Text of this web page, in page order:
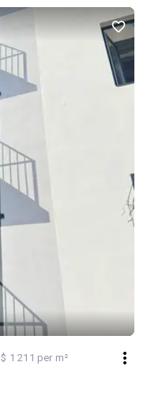
$ 1 211 per m²